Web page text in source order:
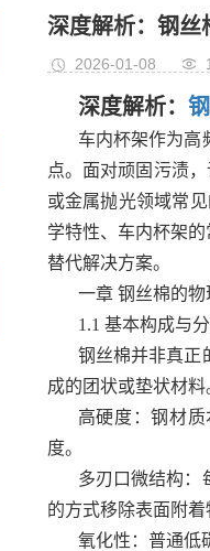
石墨
件
深度解析：钢
2026-01-08
深度解析：
车内杯架作为高
点。面对顽固污渍
或金属抛光领域常
学特性、车内杯架
替代解决方案。
一章 钢丝棉的
1.1 基本构成与
钢丝棉并非真正
成的团状或垫状材料
高硬度：钢材
度。
多刃口微结构：
的方式移除表面附着
氧化性：普通低